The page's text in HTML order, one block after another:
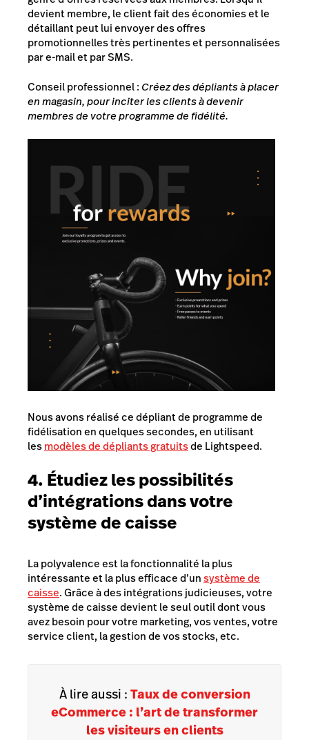
devient membre, le client fait des économies et le
détaillant peut lui envoyer des offres
promotionnelles très pertinentes et personnalisées
par e-mail et par SMS.
Conseil professionnel : Créez des dépliants à placer
en magasin, pour inciter les clients à devenir
membres de votre programme de fidélité.
Nous avons réalisé ce dépliant de programme de
fidélisation en quelques secondes, en utilisant
lesmodèles de dépliants gratuitsde Lightspeed.
4. Étudiez les possibilités
d’intégrations dans votre
système de caisse
La polyvalence est la fonctionnalité la plus
intéressante et la plus efficace d’unsystème de
caisse. Grâce à des intégrations judicieuses, votre
système de caisse devient le seul outil dont vous
avez besoin pour votre marketing, vos ventes, votre
service client, la gestion de vos stocks, etc.
À lire aussi : Taux de conversion
eCommerce : l’art de transformer
les visiteurs en clients